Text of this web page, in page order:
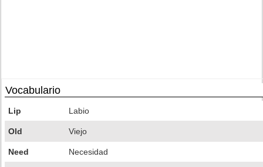
Vocabulario
Lip Labio
Old Viejo
Need Necesidad